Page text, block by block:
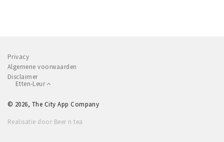
Privacy
Algemene voorwaarden
Disclaimer
Etten-Leur
© 2026, The City App Company
Realisatie door Beer n tea